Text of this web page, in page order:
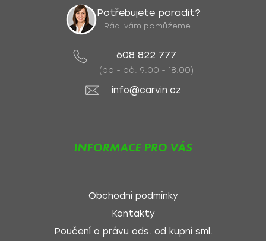
Potřebujete poradit?
Rádi vám pomůžeme.
608 822 777
(po - pá: 9:00 - 18:00)
info@carvin.cz
INFORMACE PRO VÁS
Obchodní podmínky
Kontakty
Poučení o právu ods. od kupní sml.